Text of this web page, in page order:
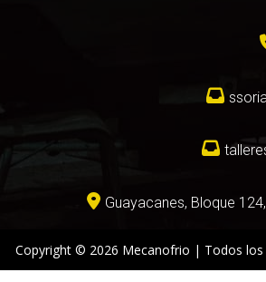
Guayacanes, Bloque
Copyright © 2026 Mecanofrio | Todos los